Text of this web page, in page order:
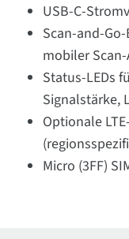
USB-C-
Scan-and-
mobiler
Status-LEDs
Signalstärke,
Optionale
Micro (3FF)